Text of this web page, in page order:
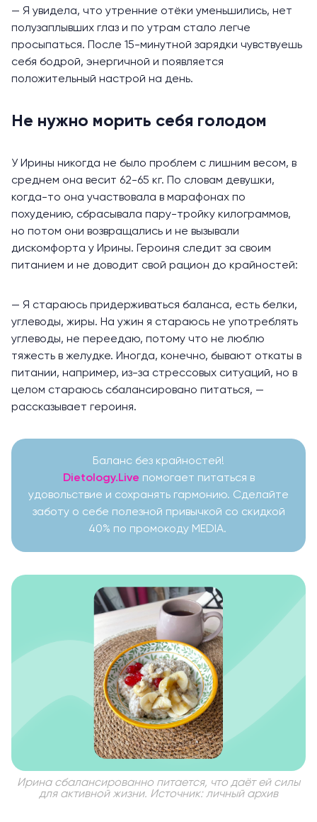
— Я увидела, что утренние отёки уменьшились, нет
полузаплывших глаз и по утрам стало легче
просыпаться. После 15-минутной зарядки чувствуешь
себя бодрой, энергичной и появляется
положительный настрой на день.
Не нужно морить себя голодом
У Ирины никогда не было проблем с лишним весом, в
среднем она весит 62-65 кг. По словам девушки,
когда-то она участвовала в марафонах по
похудению, сбрасывала пару-тройку килограммов,
но потом они возвращались и не вызывали
дискомфорта у Ирины. Героиня следит за своим
питанием и не доводит свой рацион до крайностей:
— Я стараюсь придерживаться баланса, есть белки,
углеводы, жиры. На ужин я стараюсь не употреблять
углеводы, не переедаю, потому что не люблю
тяжесть в желудке. Иногда, конечно, бывают откаты в
питании, например, из-за стрессовых ситуаций, но в
целом стараюсь сбалансировано питаться, —
рассказывает героиня.
Баланс без крайностей!
Dietology.Live помогает питаться в
удовольствие и сохранять гармонию. Сделайте
заботу о себе полезной привычкой со скидкой
40% по промокоду MEDIA.
Ирина сбалансированно питается, что даёт ей силы
для активной жизни. Источник: личный архив